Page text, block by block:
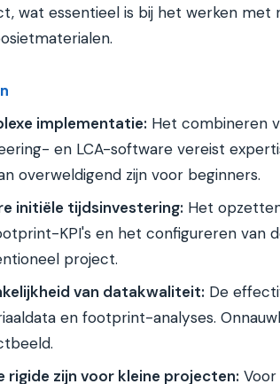
wat essentieel is bij het werken met
implementatie: Het combineren
en LCA-software vereist
overweldigend zijn voor beginners.
initiële tijdsinvestering: Het
KPI's en het configureren van
project.
van datakwaliteit: De
en footprint-analyses.
rigide zijn voor kleine projecten: